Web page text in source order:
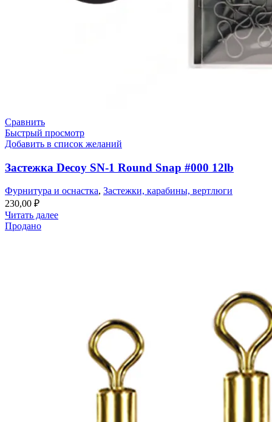
Сравнить
Быстрый просмотр
Добавить в список желаний
Застежка Decoy SN-1 Round Snap #000 12lb
Фурнитура и оснастка, Застежки, карабины, вертлюги
230,00 ₽
Читать далее
Продано